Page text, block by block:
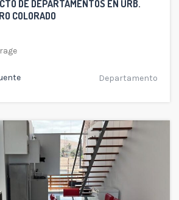
DE DEPARTAMENTOS EN URB.
COLORADO
Departamento